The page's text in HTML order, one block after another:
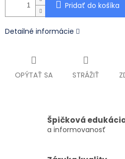
Pridať do košíka
Detailné informácie
OPÝTAŤ SA STRÁŽIŤ
Špičková
a informovanosť